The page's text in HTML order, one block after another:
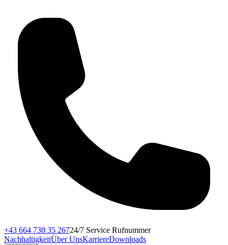
+43 664 730 35 26724/7 Service Rufnummer
NachhaltigkeitÜber UnsKarriereDownloads